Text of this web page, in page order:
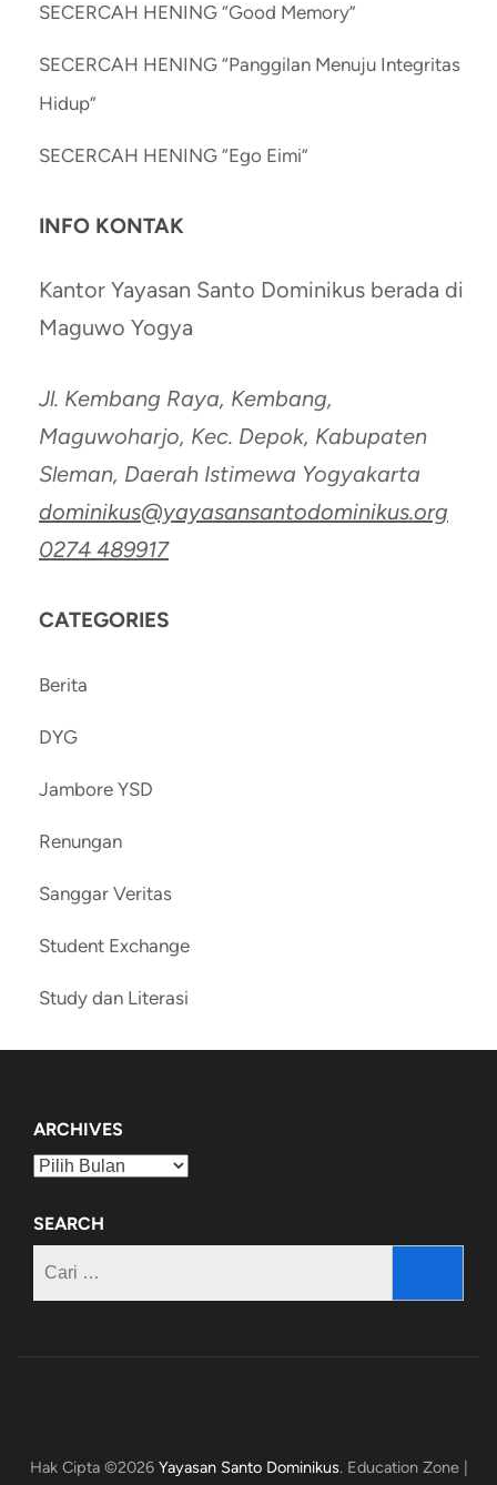
SECERCAH HENING “Good Memory”
SECERCAH HENING “Panggilan Menuju Integritas
Hidup”
SECERCAH HENING “Ego Eimi”
INFO KONTAK
Kantor Yayasan Santo Dominikus berada di
Maguwo Yogya
Jl. Kembang Raya, Kembang,
Maguwoharjo, Kec. Depok, Kabupaten
Sleman, Daerah Istimewa Yogyakarta
dominikus@yayasansantodominikus.org
0274 489917
CATEGORIES
Berita
DYG
Jambore YSD
Renungan
Sanggar Veritas
Student Exchange
Study dan Literasi
ARCHIVES
Archives
SEARCH
Hak Cipta ©2026 Yayasan Santo Dominikus. Education Zone |